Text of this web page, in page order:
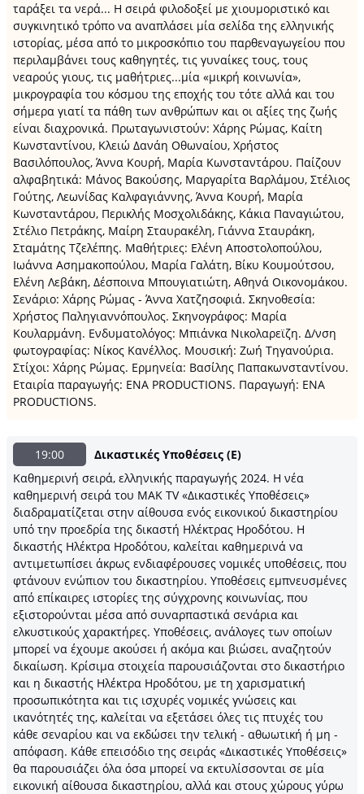
ταράξει τα νερά... Η σειρά φιλοδοξεί με χιουμοριστικό και
συγκινητικό τρόπο να αναπλάσει μία σελίδα της ελληνικής
ιστορίας, μέσα από το μικροσκόπιο του παρθεναγωγείου που
περιλαμβάνει τους καθηγητές, τις γυναίκες τους, τους
νεαρούς γιους, τις μαθήτριες...μία «μικρή κοινωνία»,
μικρογραφία του κόσμου της εποχής του τότε αλλά και του
σήμερα γιατί τα πάθη των ανθρώπων και οι αξίες της ζωής
είναι διαχρονικά. Πρωταγωνιστούν: Χάρης Ρώμας, Καίτη
Κωνσταντίνου, Κλειώ Δανάη Οθωναίου, Χρήστος
Βασιλόπουλος, Άννα Κουρή, Μαρία Κωνσταντάρου. Παίζουν
αλφαβητικά: Μάνος Βακούσης, Μαργαρίτα Βαρλάμου, Στέλιος
Γούτης, Λεωνίδας Καλφαγιάννης, Άννα Κουρή, Μαρία
Κωνσταντάρου, Περικλής Μοσχολιδάκης, Κάκια Παναγιώτου,
Στέλιο Πετράκης, Μαίρη Σταυρακέλη, Γιάννα Σταυράκη,
Σταμάτης Τζελέπης. Μαθήτριες: Ελένη Αποστολοπούλου,
Ιωάννα Ασημακοπούλου, Μαρία Γαλάτη, Βίκυ Κουμούτσου,
Ελένη Λεβάκη, Δέσποινα Μπουγιατιώτη, Αθηνά Οικονομάκου.
Σενάριο: Χάρης Ρώμας - Άννα Χατζησοφιά. Σκηνοθεσία:
Χρήστος Παληγιαννόπουλος. Σκηνογράφος: Μαρία
Κουλαρμάνη. Ενδυματολόγος: Μπιάνκα Νικολαρεϊζη. Δ/νση
φωτογραφίας: Νίκος Κανέλλος. Μουσική: Ζωή Τηγανούρια.
Στίχοι: Χάρης Ρώμας. Ερμηνεία: Βασίλης Παπακωνσταντίνου.
Εταιρία παραγωγής: ΕΝΑ PRODUCTIONS. Παραγωγή: ΕΝΑ
PRODUCTIONS.
19:00
Δικαστικές Υποθέσεις (Ε)
Καθημερινή σειρά, ελληνικής παραγωγής 2024. Η νέα
καθημερινή σειρά του ΜΑΚ TV «Δικαστικές Υποθέσεις»
διαδραματίζεται στην αίθουσα ενός εικονικού δικαστηρίου
υπό την προεδρία της δικαστή Ηλέκτρας Ηροδότου. Η
δικαστής Ηλέκτρα Ηροδότου, καλείται καθημερινά να
αντιμετωπίσει άκρως ενδιαφέρουσες νομικές υποθέσεις, που
φτάνουν ενώπιον του δικαστηρίου. Υποθέσεις εμπνευσμένες
από επίκαιρες ιστορίες της σύγχρονης κοινωνίας, που
εξιστορούνται μέσα από συναρπαστικά σενάρια και
ελκυστικούς χαρακτήρες. Υποθέσεις, ανάλογες των οποίων
μπορεί να έχουμε ακούσει ή ακόμα και βιώσει, αναζητούν
δικαίωση. Κρίσιμα στοιχεία παρουσιάζονται στο δικαστήριο
και η δικαστής Ηλέκτρα Ηροδότου, με τη χαρισματική
προσωπικότητα και τις ισχυρές νομικές γνώσεις και
ικανότητές της, καλείται να εξετάσει όλες τις πτυχές του
κάθε σεναρίου και να εκδώσει την τελική - αθωωτική ή μη -
απόφαση. Κάθε επεισόδιο της σειράς «Δικαστικές Υποθέσεις»
θα παρουσιάζει όλα όσα μπορεί να εκτυλίσσονται σε μία
εικονική αίθουσα δικαστηρίου, αλλά και στους χώρους γύρω